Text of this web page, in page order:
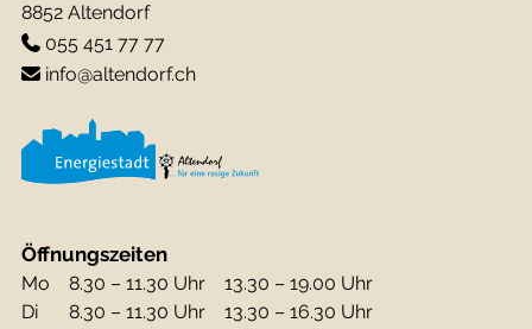
8852 Altendorf
055 451 77 77
info@altendorf.ch
Öffnungszeiten
Mo 8.30 – 11.30 Uhr
13.30 – 19.00 Uhr
Di
8.30 – 11.30 Uhr 13.30 – 16.30 Uhr